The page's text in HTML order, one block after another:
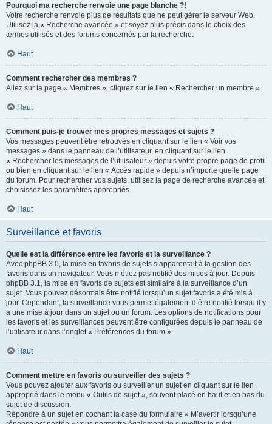
Pourquoi ma recherche renvoie une page blanche ?!
Votre recherche renvoie plus de résultats que ne peut gérer le serveur Web.
Utilisez la « Recherche avancée » et soyez plus précis dans le choix des
termes utilisés et des forums concernés par la recherche.
Haut
Comment rechercher des membres ?
Allez sur la page « Membres », cliquez sur le lien « Rechercher un membre ».
Haut
Comment puis-je trouver mes propres messages et sujets ?
Vos messages peuvent être retrouvés en cliquant sur le lien « Voir vos
messages » dans le panneau de l’utilisateur, en cliquant sur le lien
« Rechercher les messages de l’utilisateur » depuis votre propre page de profil
ou bien en cliquant sur le lien « Accès rapide » depuis n’importe quelle page
du forum. Pour rechercher vos sujets, utilisez la page de recherche avancée et
choisissez les paramètres appropriés.
Haut
Surveillance et favoris
Quelle est la différence entre les favoris et la surveillance ?
Avec phpBB 3.0, la mise en favoris de sujets s’apparentait à la gestion des
favoris dans un navigateur. Vous n’étiez pas notifié des mises à jour. Depuis
phpBB 3.1, la mise en favoris de sujets est similaire à la surveillance d’un
sujet. Vous pouvez désormais être notifié lorsqu’un sujet favoris a été mis à
jour. Cependant, la surveillance vous permet également d’être notifié lorsqu’il y
a une mise à jour dans un sujet ou un forum. Les options de notifications pour
les favoris et les surveillances peuvent être configurées depuis le panneau de
l’utilisateur dans l’onglet « Préférences du forum ».
Haut
Comment mettre en favoris ou surveiller des sujets ?
Vous pouvez ajouter aux favoris ou surveiller un sujet en cliquant sur le lien
approprié dans le menu « Outils de sujet », souvent placé en haut et en bas du
sujet de discussion.
Répondre à un sujet en cochant la case du formulaire « M’avertir lorsqu’une